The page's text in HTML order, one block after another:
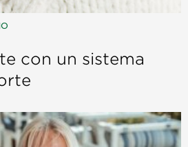
con un sistema